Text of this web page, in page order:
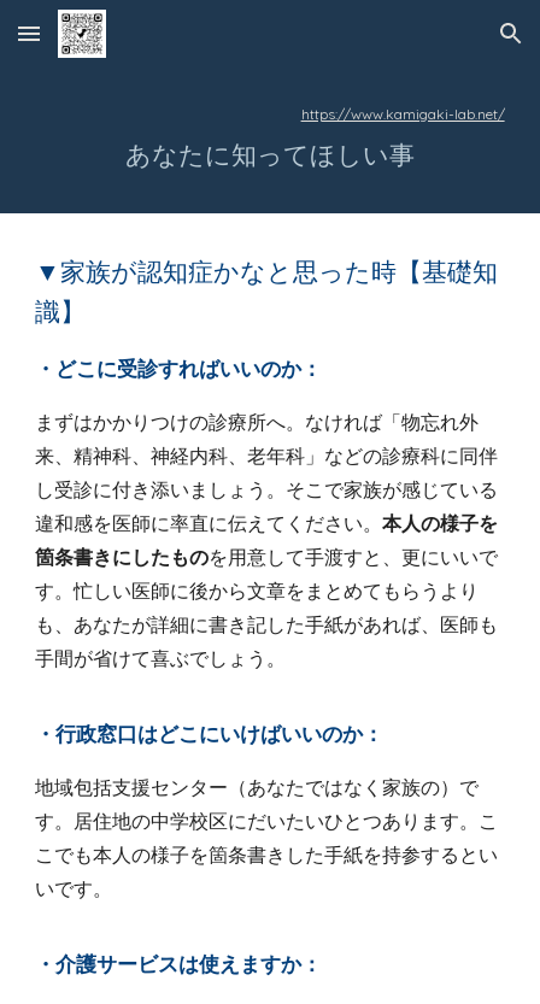
Skip to main content Skip to navigation
https://www.kamigaki-lab.net/
あなたに知ってほしい事
▼家族が認知症かなと思った時 【基礎知
識】
・どこに受診すればいいのか：
まずはかかりつけの診療所へ。なければ「物忘れ外
来、精神科、神経内科、老年科」などの診療科に同伴
し受診に付き添いましょう。そこで家族が感じている
違和感を医師に率直に伝えてください。本人の様子を
箇条書きにしたものを用意して手渡すと、更にいいで
す。忙しい医師に後から文章をまとめてもらうより
も、あなたが詳細に書き記した手紙があれば、医師も
手間が省けて喜ぶでしょう。
・行政窓口はどこにいけばいいのか：
地域包括支援センター（あなたではなく家族の）で
す。居住地の中学校区にだいたいひとつあります。こ
こでも本人の様子を箇条書きした手紙を持参すると い
いです。
・介護サービスは使えますか：